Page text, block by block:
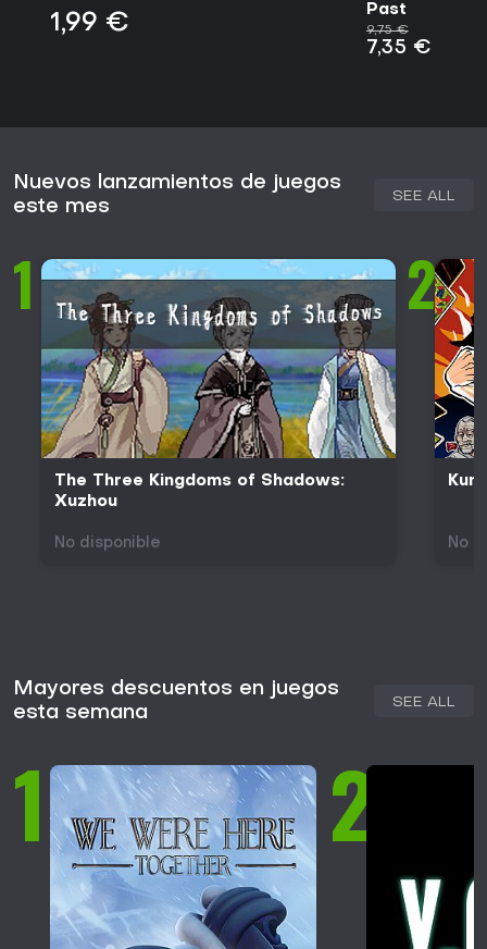
1,99 €
Past
9,75 €
7,35 €
Nuevos lanzamientos de juegos
este mes
SEE ALL
1
The Three Kingdoms of Shadows:
Xuzhou
No disponible
2
No
Mayores descuentos en juegos
esta semana
SEE ALL
1 2